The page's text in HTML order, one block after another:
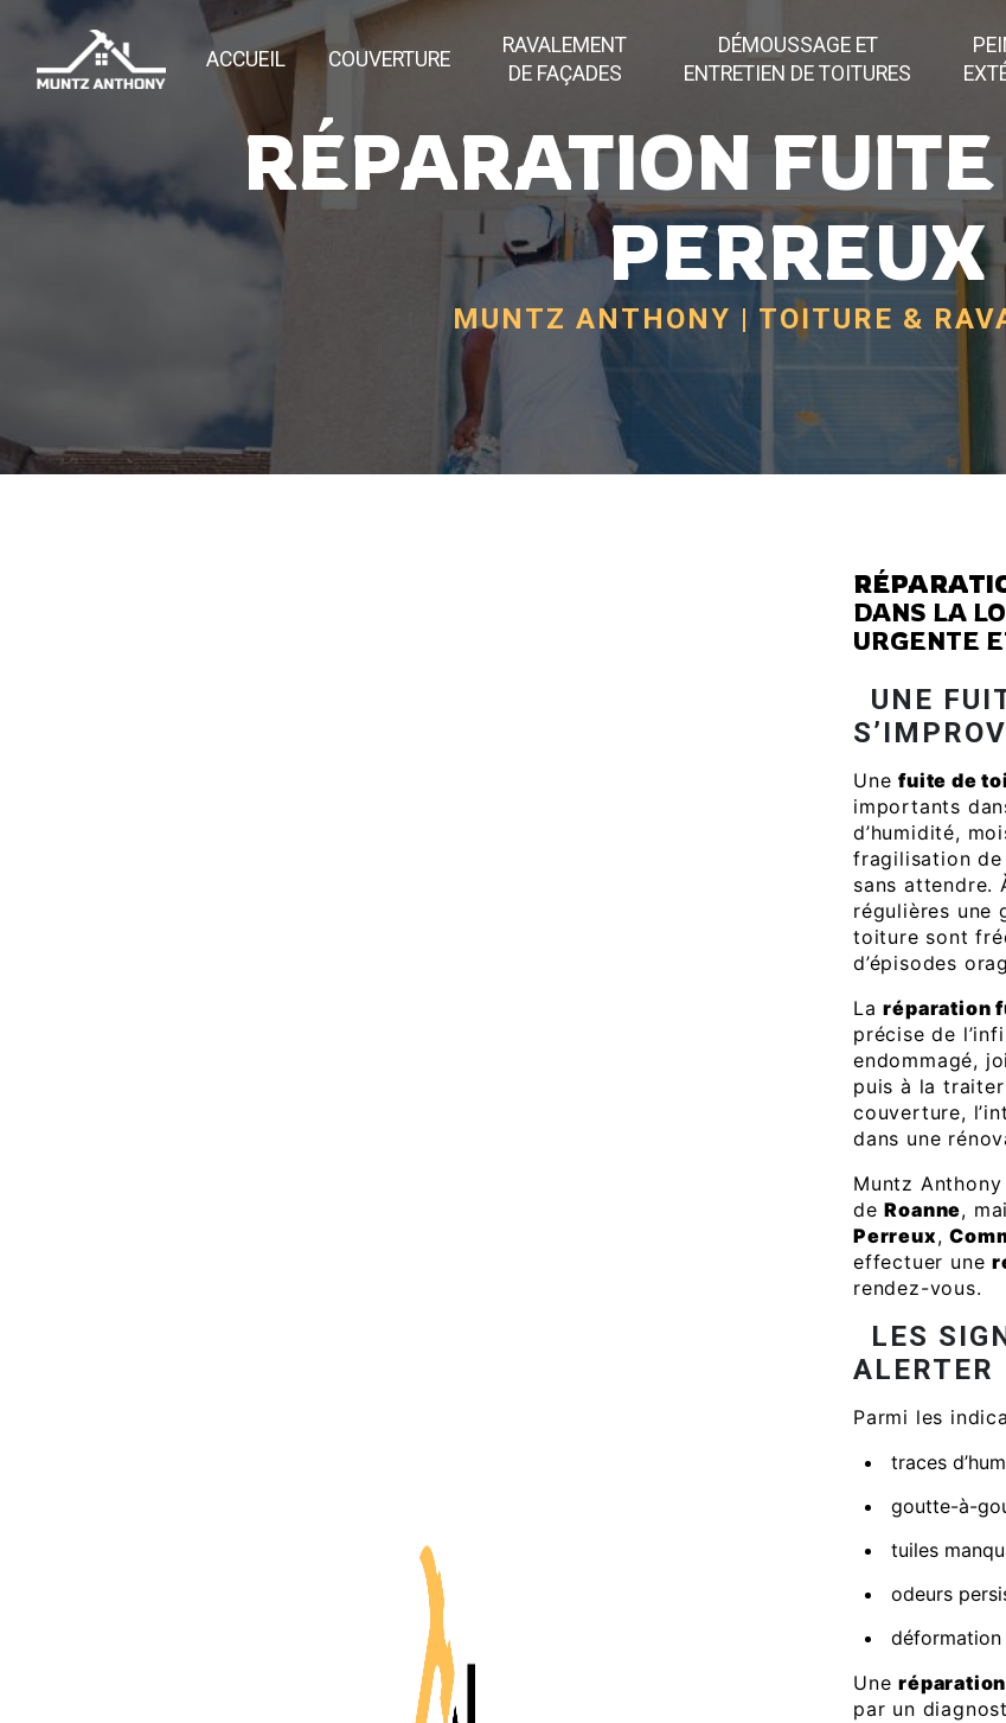
ACCUEIL COUVERTURE
RAVALEMENT
DE FAÇADES
DÉMOUSSAGE ET
ENTRETIEN DE TOITURES
RÉPARATION
PERREUX
MUNTZ ANTHONY | TOITURE &
DANS LA
URGENTE
UNE
Unefuite de
importants
d’humidité,
fragilisation de
sans attendre.
régulières une
toiture sont
d’épisodes
Laréparation
précise de
endommagé,
puis à la
couverture,
dans une
Muntz
deRoanne,
Perreux,
effectuer une
rendez-vous.
LES
ALERTER
Parmi les
traces
goutte-à-
tuiles
odeurs
Une
par un
Panneau de gestion des cookies